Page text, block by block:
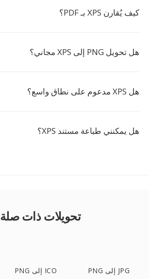
كيف يُقارن XPS بـ PDF؟
هل تحويل PNG إلى XPS مجاني؟
هل XPS مدعوم على نطاق واسع؟
هل يمكنني طباعة مستند XPS؟
تحويلات ذات صلة
PNG إلى ICO PNG إلى JPG